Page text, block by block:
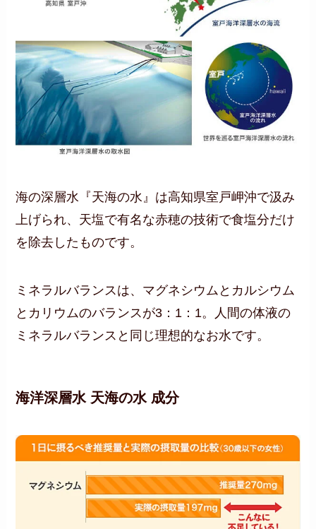
海の深層水『天海の水』は高知県室戸岬沖で汲み
上げられ、天塩で有名な赤穂の技術で食塩分だけ
を除去したものです。
ミネラルバランスは、マグネシウムとカルシウム
とカリウムのバランスが3：1：1。人間の体液の
ミネラルバランスと同じ理想的なお水です。
海洋深層水 天海の水 成分